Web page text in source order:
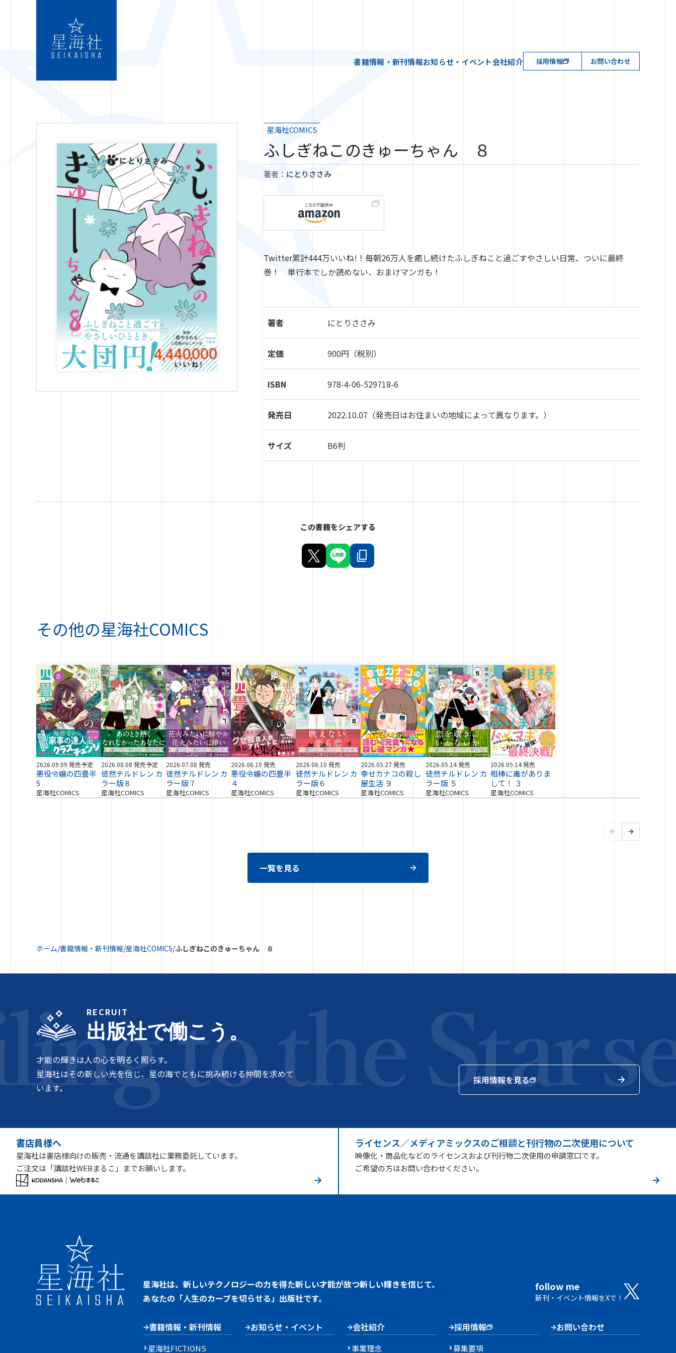
書籍情報・新刊情報お知らせ・イベント会社紹介 採用情報 お問い合わせ
星海社COMICS
ふしぎねこのきゅーちゃん ８
著者： にとりささみ
Twitter累計444万いいね! ！毎朝26万人を癒し続けたふしぎねこと過ごすやさしい日常、ついに最終
巻！ 単行本でしか読めない、おまけマンガも！
著者 にとりささみ
定価 900円（税別）
ISBN 978-4-06-529718-6
発売日 2022.10.07 （発売日はお住まいの地域によって異なります。）
サイズ B6判
この書籍をシェアする
その他の星海社COMICS
2026.09.09 発売予定
悪役令嬢の四畳半
5
星海社COMICS
2026.08.08 発売予定
徒然チルドレン カ
ラー版 8
星海社COMICS
2026.07.08 発売
徒然チルドレン カ
ラー版 7
星海社COMICS
2026.06.10 発売
悪役令嬢の四畳半
４
星海社COMICS
2026.06.10 発売
徒然チルドレン カ
ラー版 6
星海社COMICS
2026.05.27 発売
幸せカナコの殺し
屋生活 ９
星海社COMICS
2026.05.14 発売
徒然チルドレン カ
ラー版 ５
星海社COMICS
2026.05.14 発売
相棒に毒がありま
して！ ３
星海社COMICS
一覧を見る
ホーム/書籍情報・新刊情報/星海社COMICS/ふしぎねこのきゅーちゃん ８
RECRUIT
出版社で働こう。
才能の輝きは人の心を明るく照らす。
星海社はその新しい光を信じ、星の海でともに挑み続ける仲間を求めて
います。
採用情報を見る
書店員様へ
星海社は書店様向けの販売・流通を講談社に業務委託しています。
ご注文は「講談社WEBまるこ」までお願いします。
ライセンス／メディアミックスのご相談と刊行物の二次使用について
映像化・商品化などのライセンスおよび刊行物二次使用の申請窓口です。
ご希望の方はお問い合わせください。
星海社は、新しいテクノロジーの力を得た新しい才能が放つ新しい輝きを信じて、
あなたの「人生のカーブを切らせる」出版社です。
follow me
新刊・イベント情報をXで！
書籍情報・新刊情報
星海社FICTIONS
お知らせ・イベント 会社紹介
事業理念
採用情報
募集要項
お問い合わせ